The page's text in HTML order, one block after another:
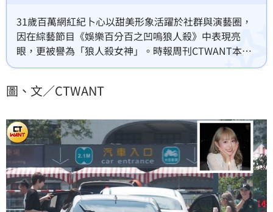
31歲百萬網紅紀卜心以甜美形象活躍於社群與演藝圈，
因在綜藝節目《娛樂百分百之凹嗚狼人殺》中表現亮
眼，更被譽為「狼人殺女神」。時報周刊CTWANT本月
7日直擊她與好友徐凱希等人，一同赴宜蘭提前慶生。不
車，險象環生。
圖、文／CTWANT